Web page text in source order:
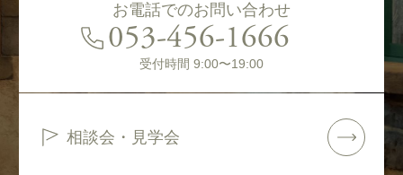
お電話でのお問い合わせ
053-456-1666
受付時間 9:00〜19:00
相談会・見学会